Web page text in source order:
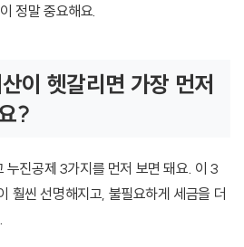
정말 중요해요.
이 헷갈리면 가장 먼저
?
누진공제 3가지를 먼저 보면 돼요. 이 3
훨씬 선명해지고, 불필요하게 세금을 더